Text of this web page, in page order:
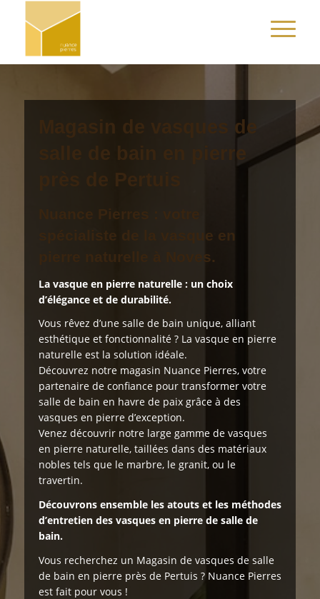
Magasin de vasques de
salle de bain en pierre
près de Pertuis
Nuance Pierres : votre
spécialiste de la vasque en
pierre naturelle à Noves.
La vasque en pierre naturelle : un choix
d’élégance et de durabilité.
Vous rêvez d’une salle de bain unique, alliant
esthétique et fonctionnalité ? La vasque en pierre
naturelle est la solution idéale.
Découvrez notre magasin Nuance Pierres, votre
partenaire de confiance pour transformer votre
salle de bain en havre de paix grâce à des
vasques en pierre d’exception.
Venez découvrir notre large gamme de vasques
en pierre naturelle, taillées dans des matériaux
nobles tels que le marbre, le granit, ou le
travertin.
Découvrons ensemble les atouts et les méthodes
d’entretien des vasques en pierre de salle de
bain.
Vous recherchez un Magasin de vasques de salle
de bain en pierre près de Pertuis ? Nuance Pierres
est fait pour vous !